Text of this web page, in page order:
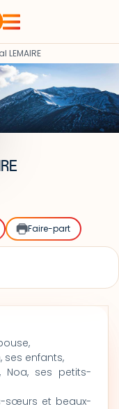
LEMAIRE
Faire-part
ses enfants,
Noa, ses petits-
sœurs et beaux-